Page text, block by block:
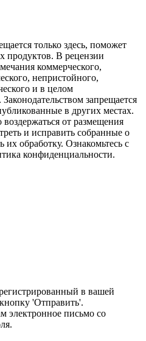
только здесь, поможет
продуктов. В рецензии
коммерческого,
непристойного,
и в целом
запрещается
в других местах.
от размещения
и исправить собранные о
их обработку. Ознакомьтесь с
конфиденциальности.
в вашей
'Отправить'.
электронное письмо со